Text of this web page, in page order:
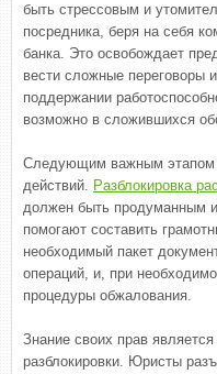
быть стрессовым и
посредника, беря на себя
банка. Это освобождает
вести сложные переговоры
поддержании
возможно в сложившихся
Следующим важным этапом
действий. Разблокировка
должен быть продуманным
помогают составить
необходимый пакет
операций, и, при
процедуры обжалования.
Знание своих прав
разблокировки. Юристы